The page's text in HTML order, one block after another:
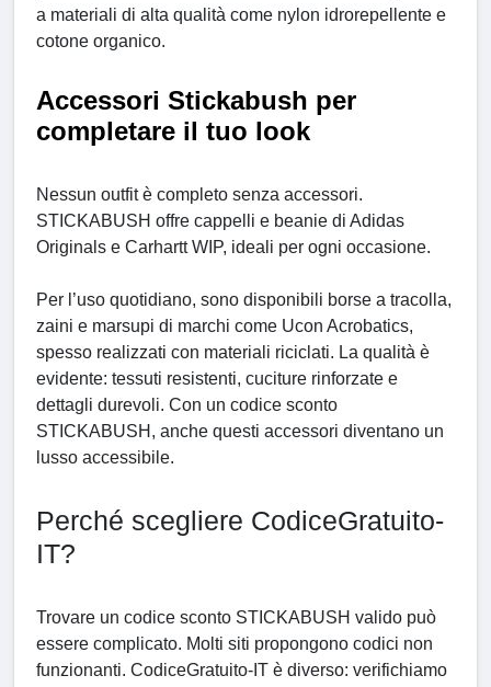
a materiali di alta qualità come nylon idrorepellente e
cotone organico.
Accessori Stickabush per
completare il tuo look
Nessun outfit è completo senza accessori.
STICKABUSH offre cappelli e beanie di Adidas
Originals e Carhartt WIP, ideali per ogni occasione.
Per l’uso quotidiano, sono disponibili borse a tracolla,
zaini e marsupi di marchi come Ucon Acrobatics,
spesso realizzati con materiali riciclati. La qualità è
evidente: tessuti resistenti, cuciture rinforzate e
dettagli durevoli. Con un codice sconto
STICKABUSH, anche questi accessori diventano un
lusso accessibile.
Perché scegliere CodiceGratuito-
IT?
Trovare un codice sconto STICKABUSH valido può
essere complicato. Molti siti propongono codici non
funzionanti. CodiceGratuito-IT è diverso: verifichiamo